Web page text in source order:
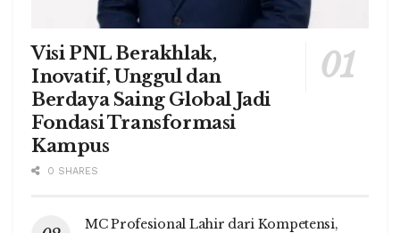
Visi PNL Berakhlak,
Inovatif, Unggul dan
Berdaya Saing Global Jadi
Fondasi Transformasi
Kampus
0 SHARES
MC Profesional Lahir dari Kompetensi,